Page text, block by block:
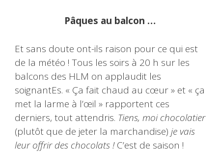
Pâques au balcon …
Et sans doute ont-ils raison pour ce qui est
de la météo ! Tous les soirs à 20 h sur les
balcons des HLM on applaudit les
soignantEs. « Ça fait chaud au cœur » et « ça
met la larme à l’œil » rapportent ces
derniers, tout attendris. Tiens, moi chocolatier
(plutôt que de jeter la marchandise) je vais
leur offrir des chocolats !C’est de saison !